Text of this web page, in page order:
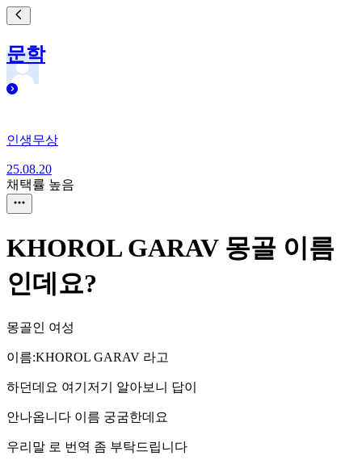
문학
인생무상
25.08.20
채택률 높음
KHOROL GARAV 몽골 이름
인데요?
몽골인 여성
이름:KHOROL GARAV 라고
하던데요 여기저기 알아보니 답이
안나옵니다 이름 궁굼한데요
우리말 로 번역 좀 부탁드립니다